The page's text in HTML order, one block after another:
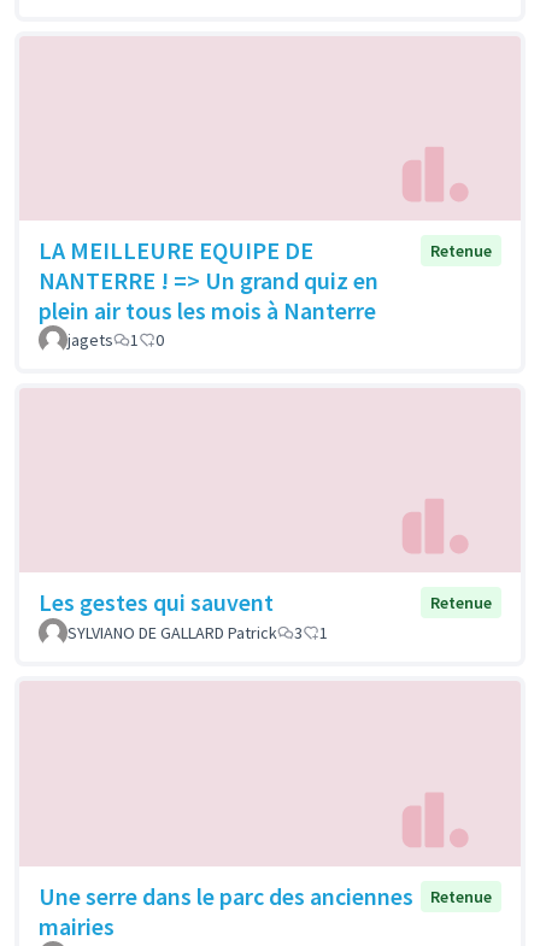
LA MEILLEURE EQUIPE DE
NANTERRE ! => Un grand quiz en
plein air tous les mois à Nanterre
Retenue
jagets 1 0
Les gestes qui sauvent
Retenue
SYLVIANO DE GALLARD Patrick
3 1
Une serre dans le parc des anciennes
mairies
Retenue